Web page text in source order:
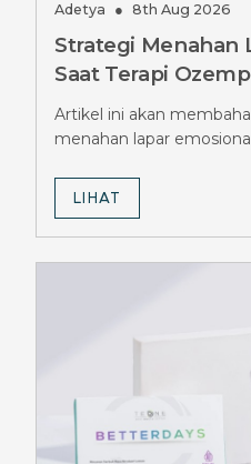
Adetya ● 8th Aug 2026
Strategi Menahan
Saat Terapi
Salah
Artikel ini akan
menahan lapar
LIHAT